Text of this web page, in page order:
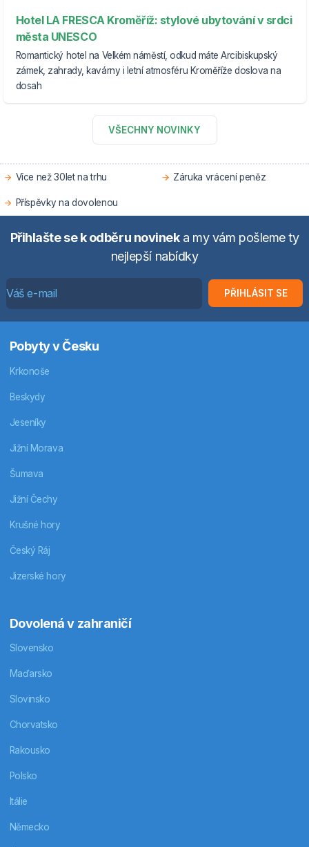
Hotel LA FRESCA Kroměříž: stylové ubytování v srdci
města UNESCO
Romantický hotel na Velkém náměstí, odkud máte Arcibiskupský
zámek, zahrady, kavárny i letní atmosféru Kroměříže doslova na
dosah
VŠECHNY NOVINKY
Více než 30let na trhu Záruka vrácení peněz
Příspěvky na dovolenou
Přihlašte se k odběru novineka my vám pošleme ty
nejlepší nabídky
PŘIHLÁSIT SE
Pobyty v Česku
Krkonoše
Beskydy
Jeseníky
Jižní Morava
Šumava
Jižní Čechy
Krušné hory
Český Ráj
Jizerské hory
Dovolená v zahraničí
Slovensko
Maďarsko
Slovinsko
Chorvatsko
Rakousko
Polsko
Itálie
Německo